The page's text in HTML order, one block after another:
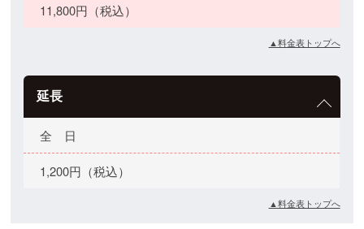
11,800円（税込）
▲料金表トップへ
延長
全 日
1,200円（税込）
▲料金表トップへ